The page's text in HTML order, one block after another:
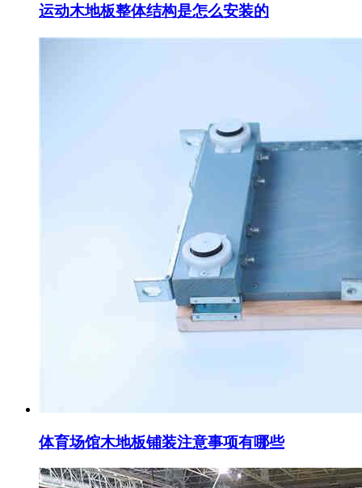
运动木地板整体结构是怎么安装的
体育场馆木地板铺装注意事项有哪些